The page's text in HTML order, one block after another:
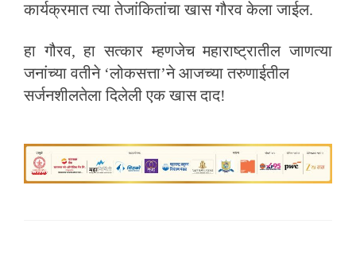
कार्यक्रमात त्या तेजांकितांचा खास गौरव केला जाईल.
हा गौरव, हा सत्कार म्हणजेच महाराष्ट्रातील जाणत्या
जनांच्या वतीने ‘लोकसत्ता’ने आजच्या तरुणाईतील
सर्जनशीलतेला दिलेली एक खास दाद!